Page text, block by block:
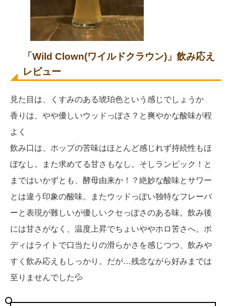
「Wild Clown(ワイルドクラウン)」飲み応え
レビュー
見た目は、くすみのある琥珀色という感じでしょうか
香りは、やや優しいウッドっぽさ？と爽やかな酸味が程
よく
飲み口は、ホップの苦味はほとんど感じれず持続性もほ
ぼなし。また求めてる甘さもなし。そしランビック！と
まではいかずとも、酵母由来か！？絶妙な酸味とサワー
とは違う印象の酸味。またウッドっぽい独特なフレーバ
ーと表現が難しいが優しいクセっぽさのある味。飲み後
には甘さがなく、温度上昇でちょいややホロ苦さへ。ボ
ディはライトで口当たりの滑らかさを感じつつ、飲みや
すく飲み応えもしっかり。だが…残念ながら好みまでは
至りませんでした💦